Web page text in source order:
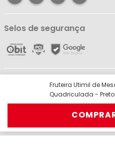
Fruteira Utimil de
Quadriculada - Preto
Selos de segurança
Pariquis, 1056 - Jurunas, Belém - PA,
3948 © Todos os direitos reservados.